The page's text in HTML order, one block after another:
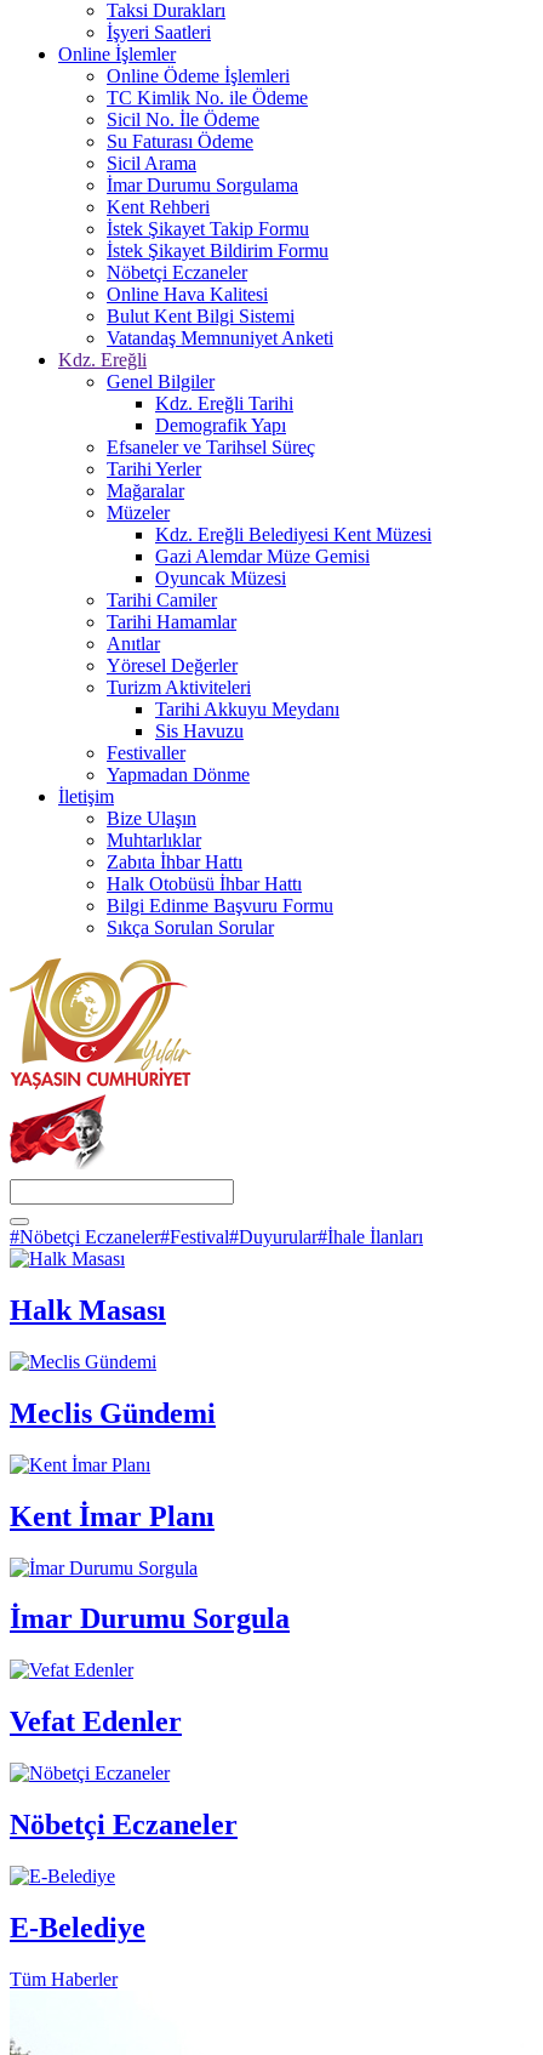
Taksi Durakları
İşyeri Saatleri
Online İşlemler
Online Ödeme İşlemleri
TC Kimlik No. ile Ödeme
Sicil No. İle Ödeme
Su Faturası Ödeme
Sicil Arama
İmar Durumu Sorgulama
Kent Rehberi
İstek Şikayet Takip Formu
İstek Şikayet Bildirim Formu
Nöbetçi Eczaneler
Online Hava Kalitesi
Bulut Kent Bilgi Sistemi
Vatandaş Memnuniyet Anketi
Kdz. Ereğli
Genel Bilgiler
Kdz. Ereğli Tarihi
Demografik Yapı
Efsaneler ve Tarihsel Süreç
Tarihi Yerler
Mağaralar
Müzeler
Kdz. Ereğli Belediyesi Kent Müzesi
Gazi Alemdar Müze Gemisi
Oyuncak Müzesi
Tarihi Camiler
Tarihi Hamamlar
Anıtlar
Yöresel Değerler
Turizm Aktiviteleri
Tarihi Akkuyu Meydanı
Sis Havuzu
Festivaller
Yapmadan Dönme
İletişim
Bize Ulaşın
Muhtarlıklar
Zabıta İhbar Hattı
Halk Otobüsü İhbar Hattı
Bilgi Edinme Başvuru Formu
Sıkça Sorulan Sorular
#Nöbetçi Eczaneler#Festival#Duyurular#İhale İlanları
Halk Masası
Meclis Gündemi
Kent İmar Planı
İmar Durumu Sorgula
Vefat Edenler
Nöbetçi Eczaneler
E-Belediye
Tüm Haberler